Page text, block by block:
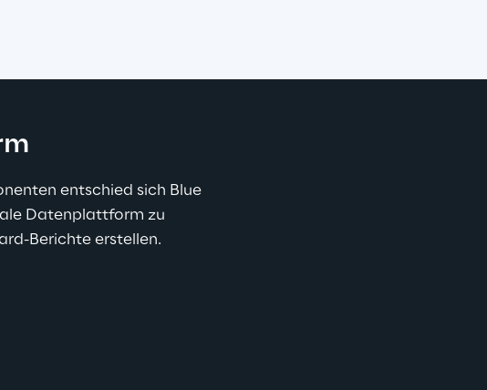
entschied sich Blue
Datenplattform zu
Berichte erstellen.